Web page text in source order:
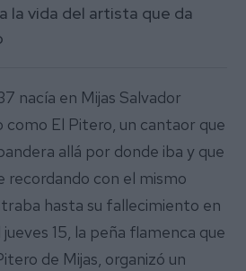
la vida del artista que da
nacía en Mijas Salvador
como El Pitero, un cantaor que
allá por donde iba y que
recordando con el mismo
hasta su fallecimiento en
15, la peña flamenca que
de Mijas, organizó un